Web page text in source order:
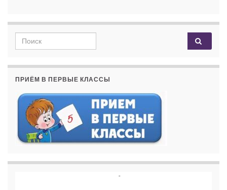
Search for:
ПРИЁМ В ПЕРВЫЕ КЛАССЫ